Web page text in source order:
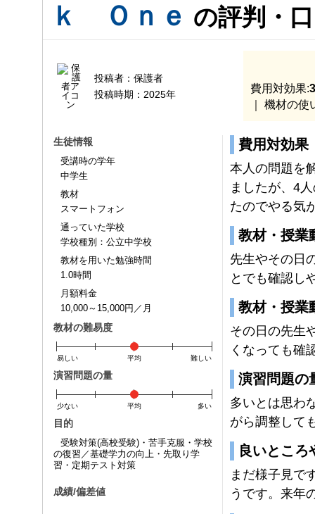
ｋ Ｏｎｅ の評判・
投稿者： 保護者
投稿時期： 2025年 費用対効果:
｜ 機材の使
生徒情報
受講時の学年
中学生
教材
スマートフォン
通っていた学校
学校種別：公立中学校
教材を用いた勉強時間
1.0時間
月額料金
10,000～15,000円／月
教材の難易度
易しい 平均 難しい
演習問題の量
少ない 平均 多い
目的
受験対策(高校受験)・苦手克服・学校
の復習／基礎学力の向上・先取り学
習・定期テスト対策
成績/偏差値
費用対効果
本人の問題を
ましたが、4
たのでやる気
教材・授業
先生やその日
とでも確認し
教材・授業
その日の先生
くなっても確
演習問題の
多いとは思わ
がら調整して
良いところ
まだ様子見で
うです。来年